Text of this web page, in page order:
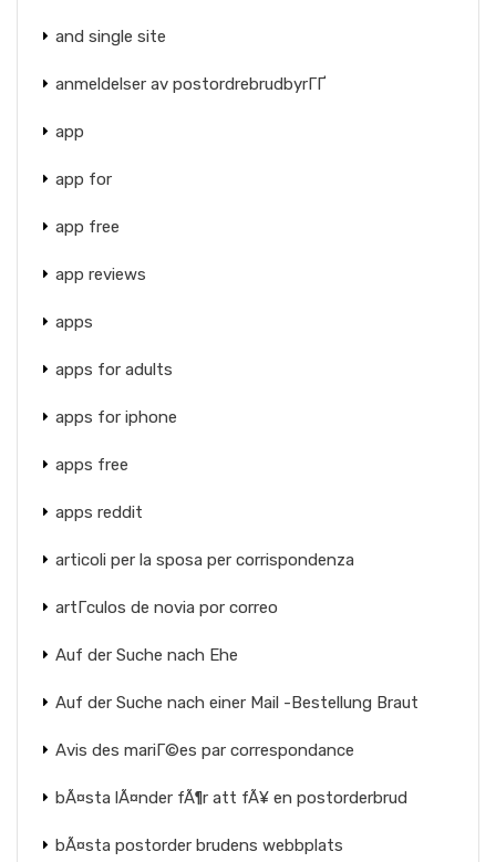
and single site
anmeldelser av postordrebrudbyrГҐ
app
app for
app free
app reviews
apps
apps for adults
apps for iphone
apps free
apps reddit
articoli per la sposa per corrispondenza
artГ­culos de novia por correo
Auf der Suche nach Ehe
Auf der Suche nach einer Mail -Bestellung Braut
Avis des mariГ©es par correspondance
bÃ¤sta lÃ¤nder fÃ¶r att fÃ¥ en postorderbrud
bÃ¤sta postorder brudens webbplats